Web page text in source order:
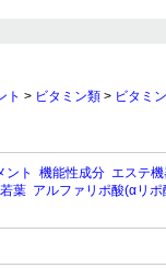
ト > ビタミン類 > ビタミ
ント 機能性成分 エステ
葉 アルファリポ酸(αリポ